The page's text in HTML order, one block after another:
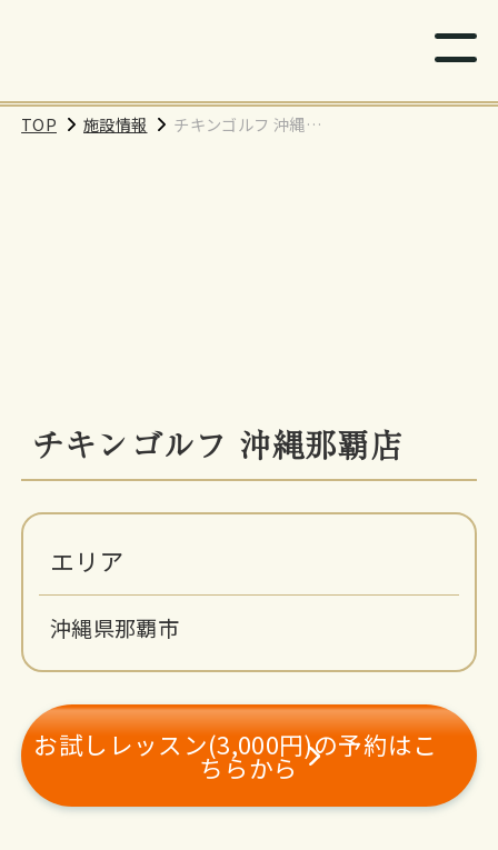
TOP 施設情報
チキンゴルフ 沖縄那
チキンゴルフ 沖縄那覇店
エリア
沖縄県那覇市
お試しレッスン(3,000円)の予約はこ
ちらから